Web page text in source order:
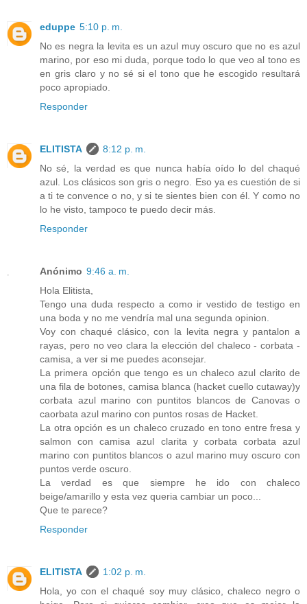
eduppe 5:10 p. m.
No es negra la levita es un azul muy oscuro que no es azul
marino, por eso mi duda, porque todo lo que veo al tono es
en gris claro y no sé si el tono que he escogido resultará
poco apropiado.
Responder
ELITISTA
8:12 p. m.
No sé, la verdad es que nunca había oído lo del chaqué
azul. Los clásicos son gris o negro. Eso ya es cuestión de si
a ti te convence o no, y si te sientes bien con él. Y como no
lo he visto, tampoco te puedo decir más.
Responder
Anónimo 9:46 a. m.
Hola Elitista,
Tengo una duda respecto a como ir vestido de testigo en
una boda y no me vendría mal una segunda opinion.
Voy con chaqué clásico, con la levita negra y pantalon a
rayas, pero no veo clara la elección del chaleco - corbata -
camisa, a ver si me puedes aconsejar.
La primera opción que tengo es un chaleco azul clarito de
una fila de botones, camisa blanca (hacket cuello cutaway)y
corbata azul marino con puntitos blancos de Canovas o
caorbata azul marino con puntos rosas de Hacket.
La otra opción es un chaleco cruzado en tono entre fresa y
salmon con camisa azul clarita y corbata corbata azul
marino con puntitos blancos o azul marino muy oscuro con
puntos verde oscuro.
La verdad es que siempre he ido con chaleco
beige/amarillo y esta vez queria cambiar un poco...
Que te parece?
Responder
ELITISTA
1:02 p. m.
Hola, yo con el chaqué soy muy clásico, chaleco negro o